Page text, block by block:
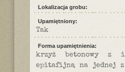
Lokalizacja grobu:
Upamiętniony:
Tak
Forma upamiętnienia:
krzyż betonowy z
epitafijną na jednej z